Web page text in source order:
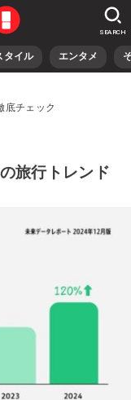
タイル エンタメ
SEARCH
底チェック
旅行トレンド